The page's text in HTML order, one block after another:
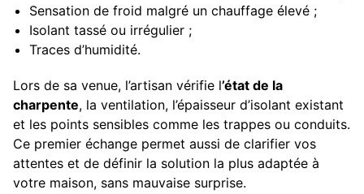
Sensation de froid malgré un chauffage élevé ;
Isolant tassé ou irrégulier ;
Traces d’humidité.
Lors de sa venue, l’artisan vérifie l’état de la
charpente, la ventilation, l’épaisseur d’isolant existant
et les points sensibles comme les trappes ou conduits.
Ce premier échange permet aussi de clarifier vos
attentes et de définir la solution la plus adaptée à
votre maison, sans mauvaise surprise.